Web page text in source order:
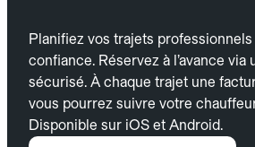
Planifiez vos trajets
confiance. Réservez à l’avance via
sécurisé. À chaque trajet une
vous pourrez suivre votre
Disponible sur iOS et Android.